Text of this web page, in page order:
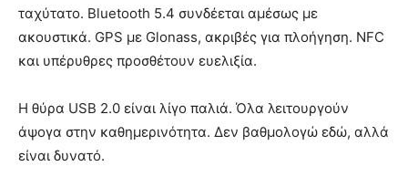
ταχύτατο. Bluetooth 5.4 συνδέεται αμέσως με
ακουστικά. GPS με Glonass, ακριβές για πλοήγηση. NFC
και υπέρυθρες προσθέτουν ευελιξία.
Η θύρα USB 2.0 είναι λίγο παλιά. Όλα λειτουργούν
άψογα στην καθημερινότητα. Δεν βαθμολογώ εδώ, αλλά
είναι δυνατό.